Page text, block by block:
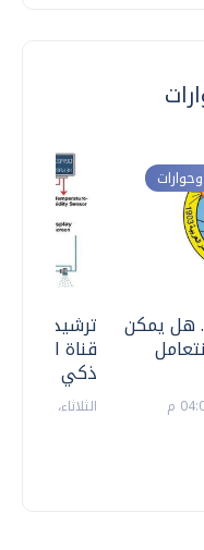
ترشيدا
قناة
ذكي
الثلاثاء، 14 يوليو 2026 06:11 م
هل يمكن